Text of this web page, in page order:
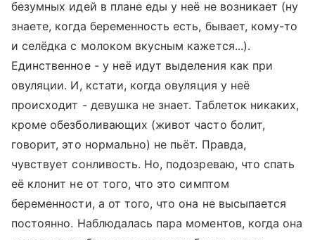
безумных идей в плане еды у неё не возникает (ну
знаете, когда беременность есть, бывает, кому-то
и селёдка с молоком вкусным кажется...).
Единственное - у неё идут выделения как при
овуляции. И, кстати, когда овуляция у неё
происходит - девушка не знает. Таблеток никаких,
кроме обезболивающих (живот часто болит,
говорит, это нормально) не пьёт. Правда,
чувствует сонливость. Но, подозреваю, что спать
её клонит не от того, что это симптом
беременности, а от того, что она не высыпается
постоянно. Наблюдалась пара моментов, когда она